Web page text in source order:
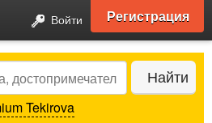
Войти Регистрация
Найти
Tekirova